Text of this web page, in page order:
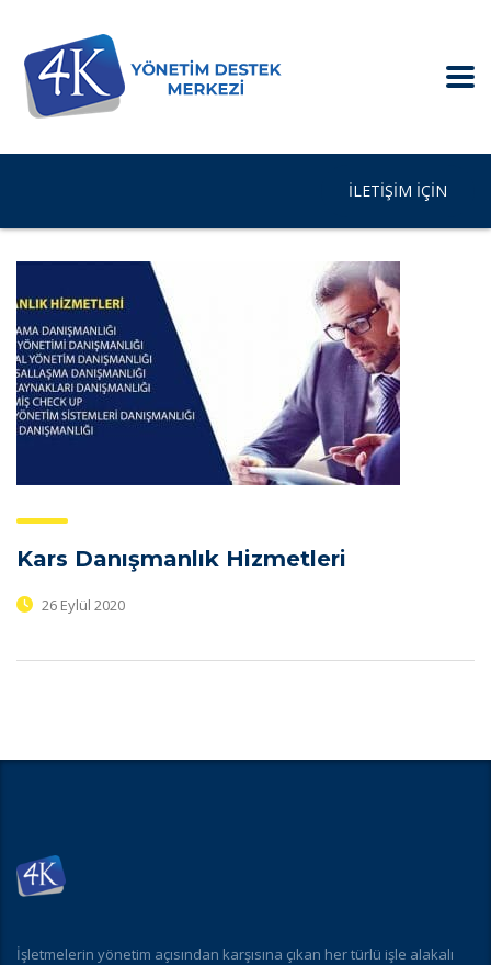
İLETIŞIM IÇIN
Kars Danışmanlık Hizmetleri
26 Eylül 2020
İşletmelerin yönetim açısından karşısına çıkan her türlü işle alakalı